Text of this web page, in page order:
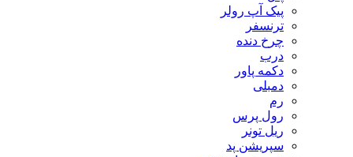
پیک آپ رولر
ترنسفر
چرخ دنده
درب
دکمه پاور
دمبلی
رم
رول پرس
ریل تونر
سپریشن پد